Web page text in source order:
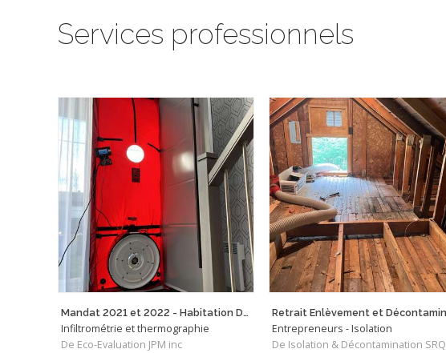
Services professionnels
Mandat 2021 et 2022 - Habitation Durable Victoriaville et Plessisville
Infiltrométrie et thermographie
De Eco-Evaluation JPM inc
Entrepreneurs - Isolation
De Isolation & Décontamination SRQ